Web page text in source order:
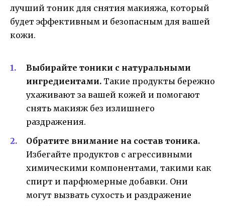
лучший тоник для снятия макияжа, который
будет эффективным и безопасным для вашей
кожи.
Выбирайте тоники с натуральными
ингредиентами. Такие продукты бережно
ухаживают за вашей кожей и помогают
снять макияж без излишнего
раздражения.
Обратите внимание на состав тоника.
Избегайте продуктов с агрессивными
химическими компонентами, такими как
спирт и парфюмерные добавки. Они
могут вызвать сухость и раздражение